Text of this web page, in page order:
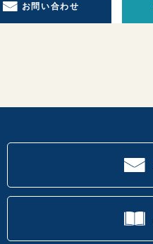
お問い合わせ